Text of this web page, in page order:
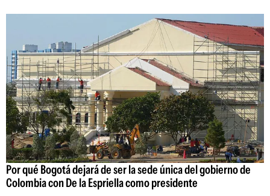
Por qué Bogotá dejará de ser la sede única del gobierno de
Colombia con De la Espriella como presidente